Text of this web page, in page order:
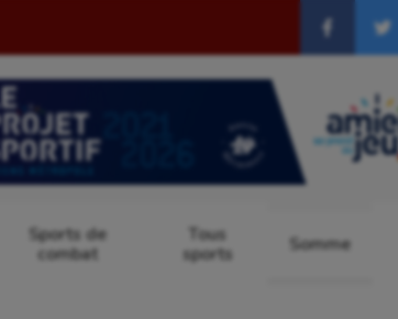
Sports de
combat
Tous
sports
Somme